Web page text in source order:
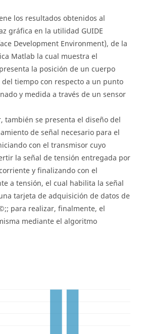
los resultados obtenidos al
gráfica en la utilidad GUIDE
Development Environment), de la
Matlab la cual muestra el
la posición de un cuerpo
tiempo con respecto a un punto
y medida a través de un sensor
también se presenta el diseño del
de señal necesario para el
con el transmisor cuyo
la señal de tensión entregada por
y finalizando con el
a tensión, el cual habilita la señal
tarjeta de adquisición de datos de
para realizar, finalmente, el
mediante el algoritmo